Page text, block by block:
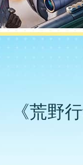
《荒野